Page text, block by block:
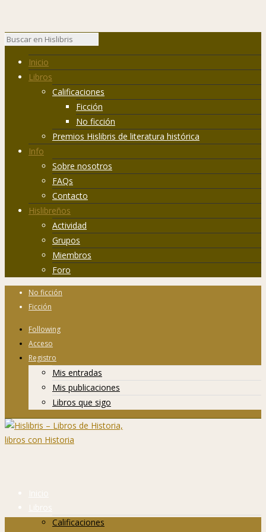
Inicio
Libros
Calificaciones
Ficción
No ficción
Premios Hislibris de literatura histórica
Info
Sobre nosotros
FAQs
Contacto
Hislibreños
Actividad
Grupos
Miembros
Foro
No ficción
Ficción
Following
Acceso
Registro
Mis entradas
Mis publicaciones
Libros que sigo
Inicio
Libros
Calificaciones